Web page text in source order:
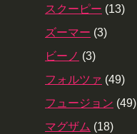
スクーピー (13)
ズーマー (3)
ビーノ (3)
フォルツァ (49)
フュージョン (49)
マグザム (18)